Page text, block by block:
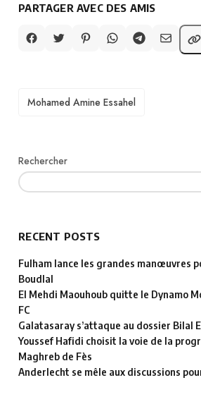
PARTAGER AVEC DES AMIS
TAGS
Mohamed Amine Essahel
Rechercher
RECENT POSTS
Fulham lance les grandes manœuvres
Boudlal
El Mehdi Maouhoub quitte le Dynamo
FC
Galatasaray s’attaque au dossier Bilal
Youssef Hafidi choisit la voie de la
Maghreb de Fès
Anderlecht se mêle aux discussions